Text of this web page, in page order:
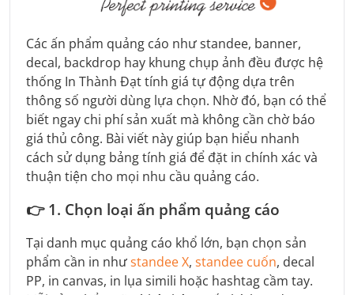
Các ấn phẩm quảng cáo như standee, banner,
decal, backdrop hay khung chụp ảnh đều được hệ
thống In Thành Đạt tính giá tự động dựa trên
thông số người dùng lựa chọn. Nhờ đó, bạn có thể
biết ngay chi phí sản xuất mà không cần chờ báo
giá thủ công. Bài viết này giúp bạn hiểu nhanh
cách sử dụng bảng tính giá để đặt in chính xác và
thuận tiện cho mọi nhu cầu quảng cáo.
👉1. Chọn loại ấn phẩm quảng cáo
Tại danh mục quảng cáo khổ lớn, bạn chọn sản
phẩm cần in nhưstandee X, standee cuốn, decal
PP, in canvas, in lụa simili hoặc hashtag cầm tay.